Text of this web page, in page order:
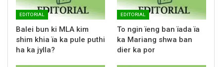
EDITORIAL
Balei bun ki MLA kim
shim khia ïa ka pule puthi
ha ka jylla?
EDITORIAL
To ngin ïeng ban ïada ïa
ka Mariang shwa ban
dier ka por